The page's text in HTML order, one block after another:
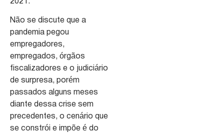
2021.
Não se discute que a
pandemia pegou
empregadores,
empregados, órgãos
fiscalizadores e o judiciário
de surpresa, porém
passados alguns meses
diante dessa crise sem
precedentes, o cenário que
se constrói e impõe é do